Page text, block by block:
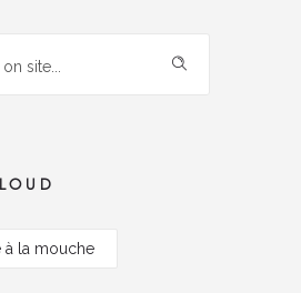
à la mouche